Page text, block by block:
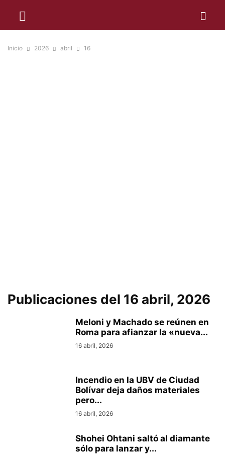
Inicio 2026 abril 16
Publicaciones del 16 abril, 2026
Meloni y Machado se reúnen en
Roma para afianzar la «nueva...
16 abril, 2026
Incendio en la UBV de Ciudad
Bolívar deja daños materiales
pero...
16 abril, 2026
Shohei Ohtani saltó al diamante
sólo para lanzar y...